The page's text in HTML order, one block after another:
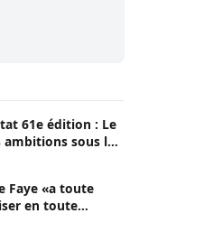
61e édition : Le
Faye «a toute
en toute